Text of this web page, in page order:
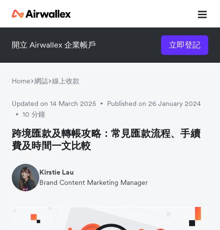
開立 Airwallex 企業帳戶 立即登記
Home 網誌 線上收款
Updated on 14 March 2025 • Published on 26 January 2024
• 10 分鐘
跨境匯款及轉帳攻略：常見匯款流程、手續
費及時間一文比較
Kirstie Lau
Brand Content Marketing Manager
立即觀看 3 分鐘體驗短片
請填寫資料以觀體驗短片：